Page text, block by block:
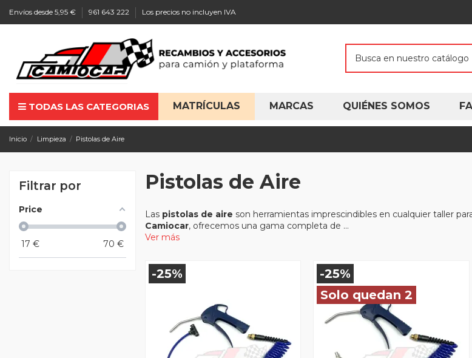
Envíos desde 5,95 € 961 643 222 Los precios no incluyen IVA
TODAS LAS CATEGORIAS MATRÍCULAS MARCAS QUIÉNES SOMOS
Inicio Limpieza Pistolas de Aire
Pistolas de Aire
Las pistolas de aire son herramientas imprescindibles en cualquier taller
Camiocar, ofrecemos una gama completa de ...
Ver más
-25%
-25%
Solo quedan 2
Filtrar por
Price
17 € 70 €